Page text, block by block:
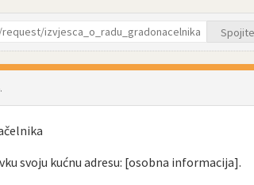
svoju kućnu adresu: [osobna informacija].